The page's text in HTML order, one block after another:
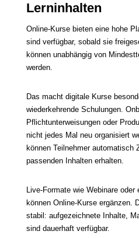
Lerninhalten
Online-Kurse bieten eine hohe
sind verfügbar, sobald sie
können unabhängig von
werden.
Das macht digitale Kurse
wiederkehrende Schulungen.
Pflichtunterweisungen oder
nicht jedes Mal neu organisiert
können Teilnehmer automatisch
passenden Inhalten erhalten.
Live-Formate wie Webinare oder
können Online-Kurse ergänzen.
stabil: aufgezeichnete Inhalte,
sind dauerhaft verfügbar.